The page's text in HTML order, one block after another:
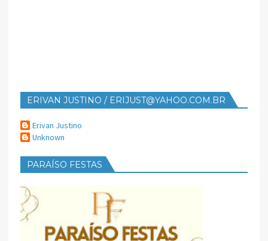
ERIVAN JUSTINO / ERIJUST@YAHOO.COM.BR
Erivan Justino
Unknown
PARAÍSO FESTAS